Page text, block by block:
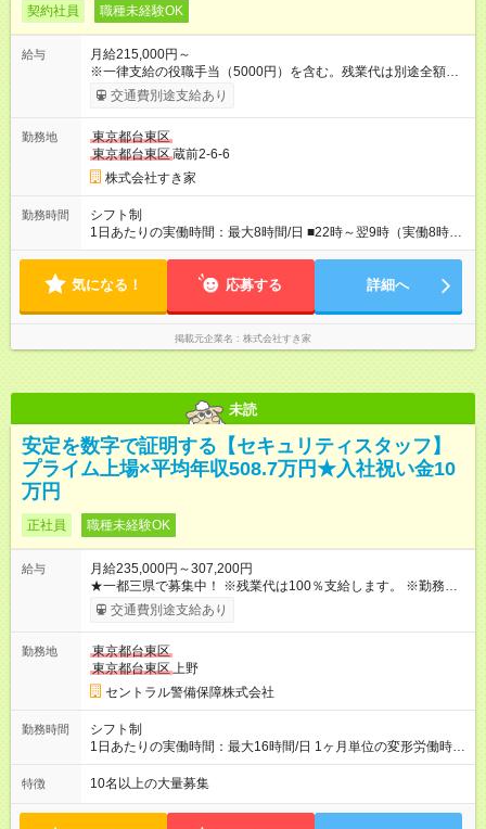
契約社員 職種未経験OK
給与
月給215,000円～
※一律支給の役職手当（5000円）を含む。残業代は別途全額支
給。 ※深夜勤務手当は、残業時間等により変動します。 ※想定
月収27万円以上 ※最大4回昇給のチャンスあり ※賞与年2回支給
交通費別途支給あり
勤務地
東京都台東区
東京都台東区蔵前2-6-6
株式会社すき家
勤務時間
シフト制
1日あたりの実働時間：最大8時間/日 ■22時～翌9時（実働8時
間） ※上記はあくまでも一例です。店舗により、時間が前後す
のシフトを組んでいます。 ★各店舗のサポートのために本社に
気になる！ 応募する 詳細へ
掲載元企業名 株式会社すき家
未読
安定を数字で証明する【セキュリティスタッフ】
プライム上場×平均年収508.7万円★入社祝い金10
万円
正社員 職種未経験OK
給与
月給235,000円～307,200円
★一都三県で募集中！ ※残業代は100％支給します。 ※勤務状況
や年齢・経験・能力を考慮して決定します。 ※上記とは別に年2
回の賞与と各種手当を追加支給します。 ※3ヶ月間の試用期間が
27万円（28歳・入社1年目・大卒） └夜勤増務月3回（残業35時
間）＋扶養手当1.5万円＋資格手当3000円 ・31万円（35歳・入
社7年目・短大卒） └夜勤増務月4回（残業40時間）＋扶養手当2
万円＋資格手当1万円 ＋役職手当9000円 【試用期間】試用期間
あり 試用期間の長さ：3ヶ月 雇用形態、給与は本採用時と同じ
です。
交通費別途支給あり
勤務地
東京都台東区
東京都台東区上野
セントラル警備保障株式会社
勤務時間
シフト制
1日あたりの実働時間：最大16時間/日 1ヶ月単位の変形労働時間
制（月平均実働172時間） ＜勤務例＞ 9：00～翌9：00（実働：
16時間／休憩：8時間 ※仮眠含む）
特徴 10名以上の大量募集